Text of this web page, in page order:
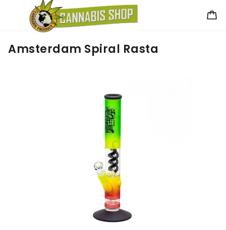
Amsterdam Spiral Rasta